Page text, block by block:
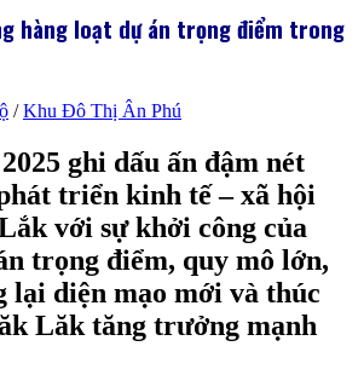
hàng loạt dự án trọng điểm trong
/Khu Đô Thị Ân Phú
ghi dấu ấn đậm nét
triển kinh tế – xã hội
với sự khởi công của
trọng điểm, quy mô lớn,
lại diện mạo mới và thúc
Lăk tăng trưởng mạnh